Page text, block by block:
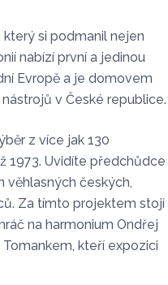
si podmanil nejen
nabízí první a jedinou
Evropě a je domovem
v České republice.
z více jak 130
1973. Uvidíte předchůdce
věhlasných českých,
Za tímto projektem stojí
na harmonium Ondřej
kteří expozici